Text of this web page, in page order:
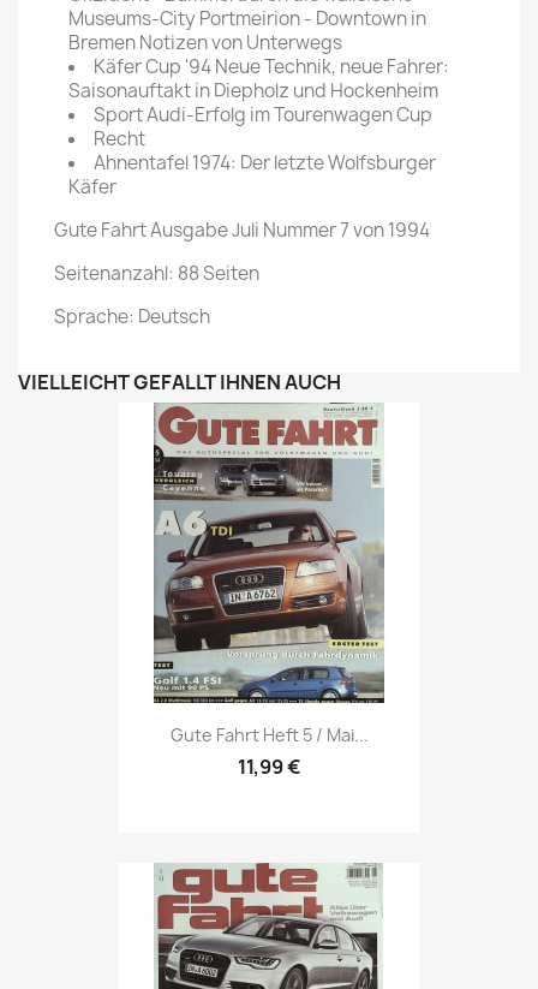
Museums-City Portmeirion - Downtown in
Bremen Notizen von Unterwegs
Käfer Cup '94 Neue Technik, neue Fahrer:
Saisonauftakt in Diepholz und Hockenheim
Sport Audi-Erfolg im Tourenwagen Cup
Recht
Ahnentafel 1974: Der letzte Wolfsburger
Käfer
Gute Fahrt Ausgabe Juli Nummer 7 von 1994
Seitenanzahl: 88 Seiten
Sprache: Deutsch
VIELLEICHT GEFÄLLT IHNEN AUCH
Vorschau
Gute Fahrt Heft 5 / Mai...
11,99 €